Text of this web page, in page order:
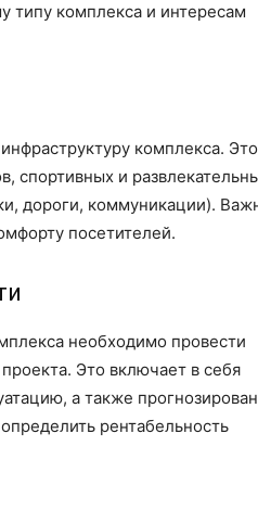
типу комплекса и интересам
комплекса. Это
спортивных и
дороги, коммуникации).
посетителей.
необходимо провести
Это включает в себя
а также
рентабельность